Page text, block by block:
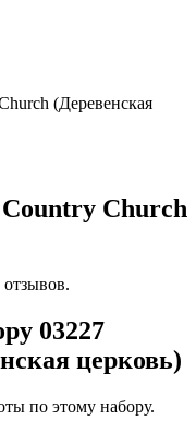
(Деревенская
Church
03227
церковь)
по этому набору.